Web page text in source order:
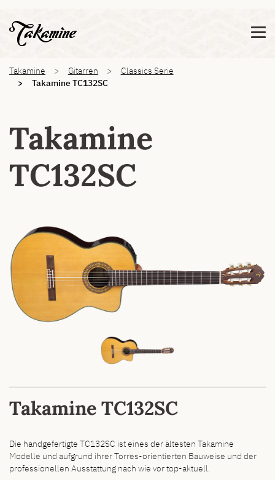
Diese Meldung nicht mehr anzeigen
Takamine Gitarren
Classics Serie
Takamine TC132SC
Takamine
TC132SC
Takamine TC132SC
Die handgefertigte TC132SC ist eines der ältesten Takamine
Modelle und aufgrund ihrer Torres-orientierten Bauweise und der
professionellen Ausstattung nach wie vor top-aktuell.